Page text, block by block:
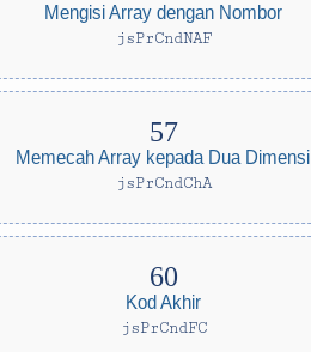
Mengisi Array dengan Nombor
jsPrCndNAF
Memecah Array kepada Dua Dimensi
jsPrCndChA
Kod Akhir
jsPrCndFC